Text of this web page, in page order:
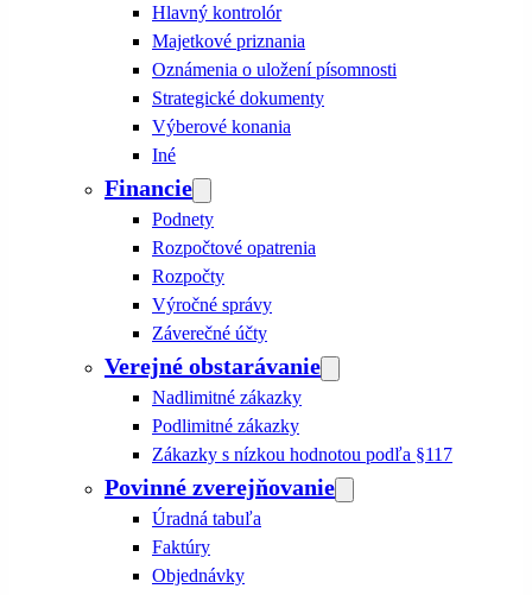
Hlavný kontrolór
Majetkové priznania
Oznámenia o uložení písomnosti
Strategické dokumenty
Výberové konania
Iné
Financie
Podnety
Rozpočtové opatrenia
Rozpočty
Výročné správy
Záverečné účty
Verejné obstarávanie
Nadlimitné zákazky
Podlimitné zákazky
Zákazky s nízkou hodnotou podľa §117
Povinné zverejňovanie
Úradná tabuľa
Faktúry
Objednávky